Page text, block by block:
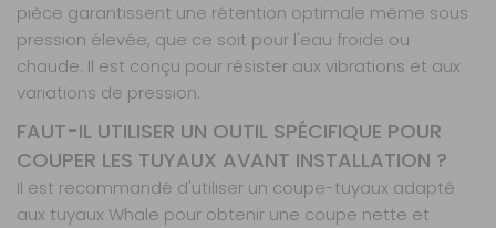
pièce garantissent une rétention optimale même sous
pression élevée, que ce soit pour l'eau froide ou
chaude. Il est conçu pour résister aux vibrations et aux
variations de pression.
FAUT-IL UTILISER UN OUTIL SPÉCIFIQUE POUR
COUPER LES TUYAUX AVANT INSTALLATION ?
Il est recommandé d'utiliser un coupe-tuyaux adapté
aux tuyaux Whale pour obtenir une coupe nette et